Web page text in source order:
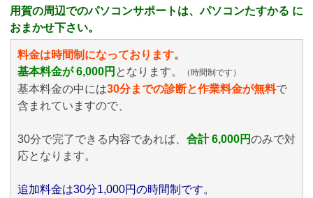
用賀の周辺でのパソコンサポートは、パソコンたすかる に
おまかせ下さい。
料金は時間制になっております。
基本料金が 6,000円 となります。 （時間制です）
基本料金の中には30分までの診断と作業料金が無料で
含まれていますので、
30分で完了できる内容であれば、 合計 6,000円のみで対
応となります。
追加料金は30分1,000円の時間制です。